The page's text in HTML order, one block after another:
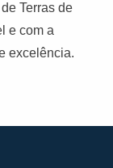
Terras de
e com a
excelência.